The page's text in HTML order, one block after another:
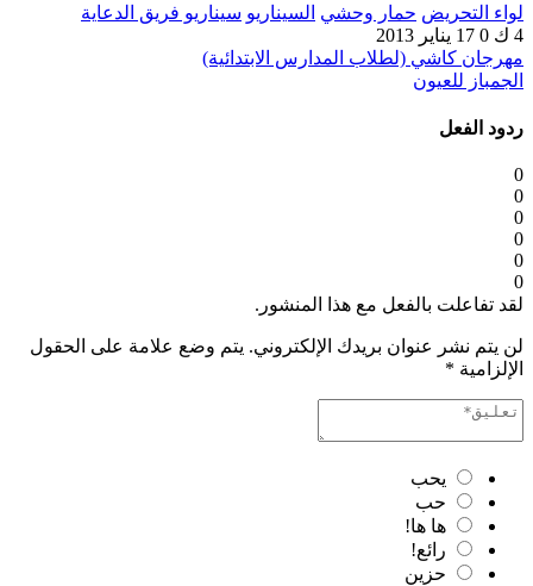
لواء التحريض حمار وحشي السيناريو سيناريو فريق الدعاية
4 ك
0 17 يناير 2013
مهرجان كاشي (لطلاب المدارس الابتدائية)
الجمباز للعيون
ردود الفعل
0
0
0
0
0
0
لقد تفاعلت بالفعل مع هذا المنشور.
لن يتم نشر عنوان بريدك الإلكتروني. يتم وضع علامة على الحقول
الإلزامية *
يحب
حب
ها ها!
رائع!
حزين